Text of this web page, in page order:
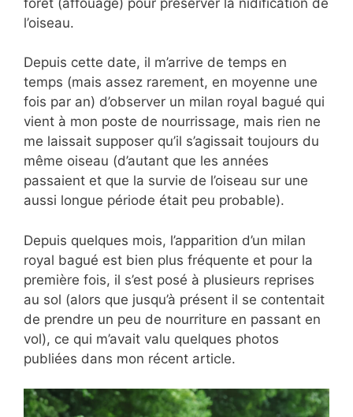
l’oiseau.
Depuis cette date, il m’arrive de temps en
temps (mais assez rarement, en moyenne une
fois par an) d’observer un milan royal bagué qui
vient à mon poste de nourrissage, mais rien ne
me laissait supposer qu’il s’agissait toujours du
même oiseau (d’autant que les années
passaient et que la survie de l’oiseau sur une
aussi longue période était peu probable).
Depuis quelques mois, l’apparition d’un milan
royal bagué est bien plus fréquente et pour la
première fois, il s’est posé à plusieurs reprises
au sol (alors que jusqu’à présent il se contentait
de prendre un peu de nourriture en passant en
vol), ce qui m’avait valu quelques photos
publiées dans mon récent article.